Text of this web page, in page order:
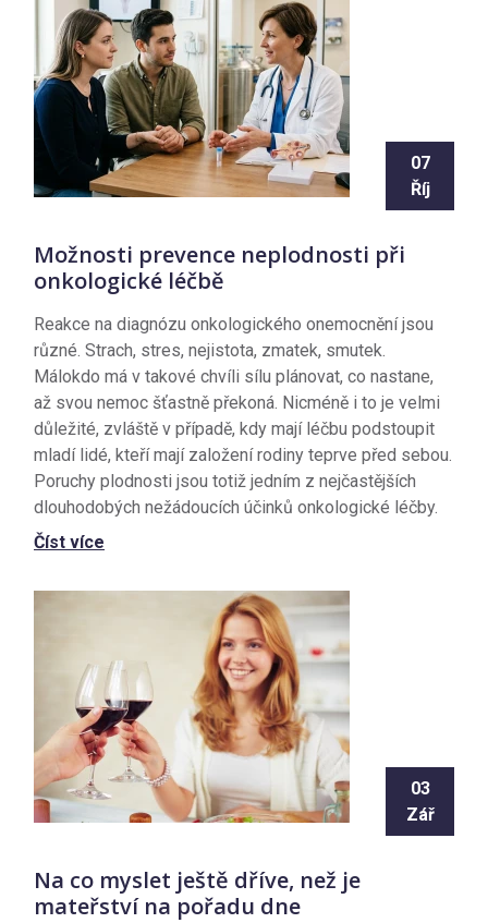
07
Říj
Možnosti prevence neplodnosti při
onkologické léčbě
Reakce na diagnózu onkologického onemocnění jsou
různé. Strach, stres, nejistota, zmatek, smutek.
Málokdo má v takové chvíli sílu plánovat, co nastane,
až svou nemoc šťastně překoná. Nicméně i to je velmi
důležité, zvláště v případě, kdy mají léčbu podstoupit
mladí lidé, kteří mají založení rodiny teprve před sebou.
Poruchy plodnosti jsou totiž jedním z nejčastějších
dlouhodobých nežádoucích účinků onkologické léčby.
Číst více
03
Zář
Na co myslet ještě dříve, než je
mateřství na pořadu dne